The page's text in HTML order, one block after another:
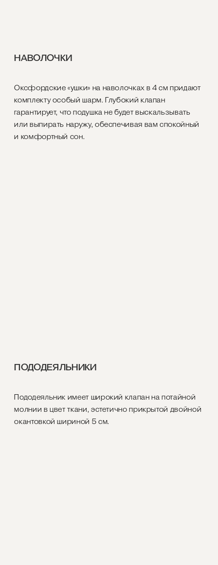
НАВОЛОЧКИ
Оксфордские «ушки» на наволочках в 4 см придают
комплекту особый шарм. Глубокий клапан
гарантирует, что подушка не будет выскальзывать
или выпирать наружу, обеспечивая вам спокойный
и комфортный сон.
ПОДОДЕЯЛЬНИКИ
Пододеяльник имеет широкий клапан на потайной
молнии в цвет ткани, эстетично прикрытой двойной
окантовкой шириной 5 см.